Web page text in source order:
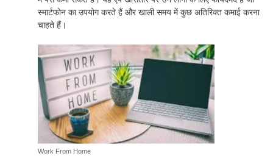
स्मार्टफोन का उपयोग करते हैं और खाली समय में कुछ अतिरिक्त कमाई करना
चाहते हैं।
Work From Home